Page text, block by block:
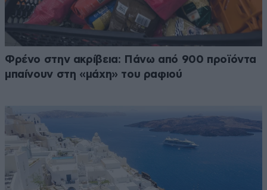
Φρένο στην ακρίβεια: Πάνω από 900 προϊόντα
μπαίνουν στη «μάχη» του ραφιού